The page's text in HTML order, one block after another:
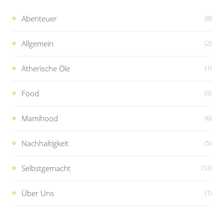
Abenteuer (8)
Allgemein (2)
Ätherische Öle (1)
Food (3)
Mamihood (6)
Nachhaltigkeit (5)
Selbstgemacht (12)
Über Uns (1)